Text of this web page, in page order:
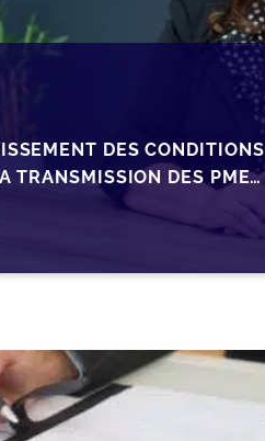
DES CONDITIONS
TRANSMISSION DES PME